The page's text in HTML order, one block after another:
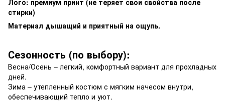
стирки)
Материал дышащий и приятный на ощупь.
Сезонность (по выбору):
Весна/Осень – легкий, комфортный вариант для прохладных
дней.
Зима – утепленный костюм с мягким начесом внутри,
обеспечивающий тепло и уют.